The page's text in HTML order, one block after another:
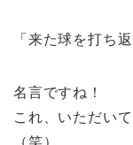
「来た球を打ち
名言ですね！
これ、いただい
（笑）